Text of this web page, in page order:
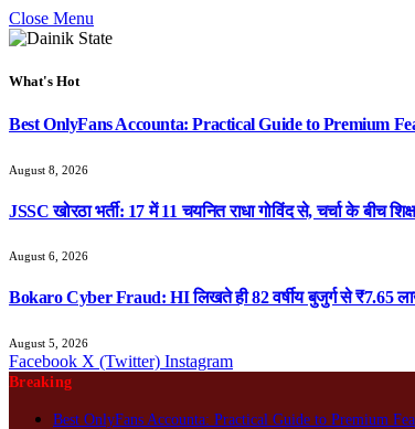
Close Menu
What's Hot
Best OnlyFans Accounta: Practical Guide to Premium
August 8, 2026
JSSC खोरठा भर्ती: 17 में 11 चयनित राधा गोविंद से, चर्चा के बीच
August 6, 2026
Bokaro Cyber Fraud: HI लिखते ही 82 वर्षीय बुजुर्ग से ₹7.65
August 5, 2026
Facebook X (Twitter) Instagram
Breaking
Best OnlyFans Accounta: Practical Guide to Premium